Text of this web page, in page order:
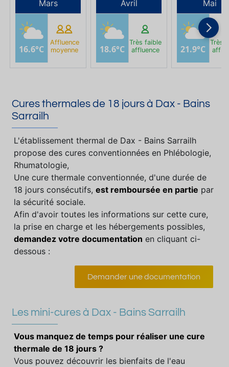
Mars
16.6°C
Affluence
moyenne
Avril
18.6°C
Très faible
affluence
Mai
21.9°C
Très
Cures thermales de 18 jours à Dax - Bains
Sarrailh
L'établissement thermal de Dax - Bains Sarrailh
propose des cures conventionnées en Phlébologie,
Rhumatologie,
Une cure thermale conventionnée, d'une durée de
18 jours consécutifs, est remboursée en partie par
la sécurité sociale.
Afin d'avoir toutes les informations sur cette cure,
la prise en charge et les hébergements possibles,
demandez votre documentation en cliquant ci-
dessous :
Demander une documentation
Les mini-cures à Dax - Bains Sarrailh
Vous manquez de temps pour réaliser une cure
thermale de 18 jours ?
Vous pouvez découvrir les bienfaits de l'eau